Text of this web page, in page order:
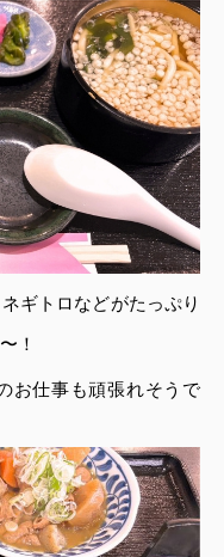
ギトロなどがたっぷり
！
お仕事も頑張れそうで